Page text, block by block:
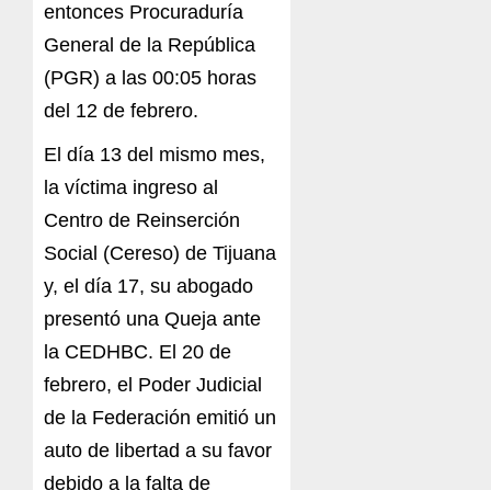
entonces Procuraduría
General de la República
(PGR) a las 00:05 horas
del 12 de febrero.
El día 13 del mismo mes,
la víctima ingreso al
Centro de Reinserción
Social (Cereso) de Tijuana
y, el día 17, su abogado
presentó una Queja ante
la CEDHBC. El 20 de
febrero, el Poder Judicial
de la Federación emitió un
auto de libertad a su favor
debido a la falta de